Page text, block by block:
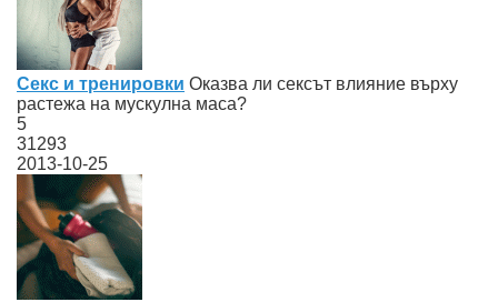
Секс и тренировки Оказва ли сексът влияние върху
растежа на мускулна маса?
5
31293
2013-10-25